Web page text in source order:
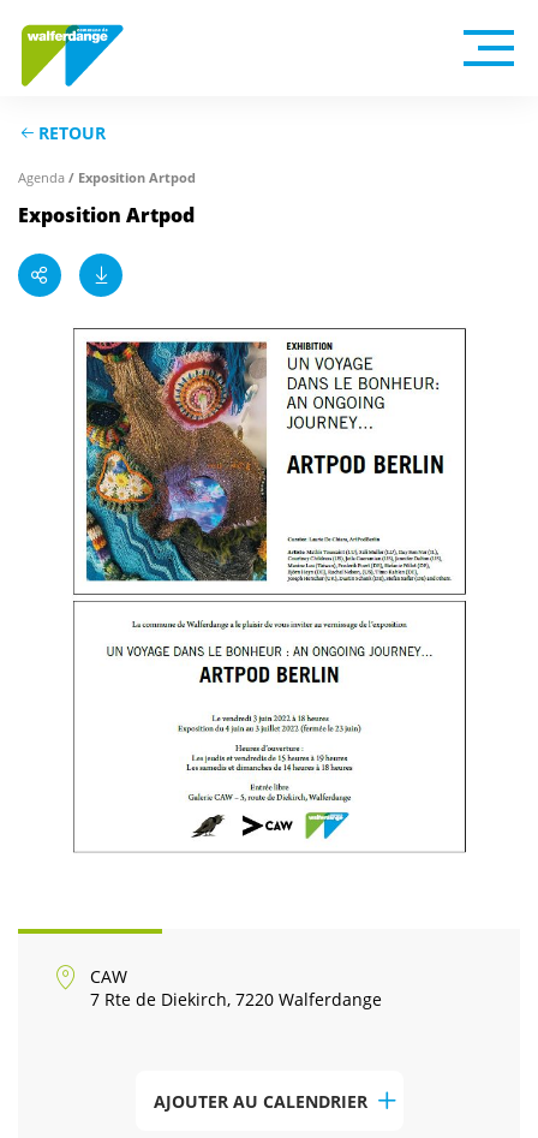
RETOUR
Agenda / Exposition Artpod
Exposition Artpod
CAW
7 Rte de Diekirch, 7220 Walferdange
AJOUTER AU CALENDRIER